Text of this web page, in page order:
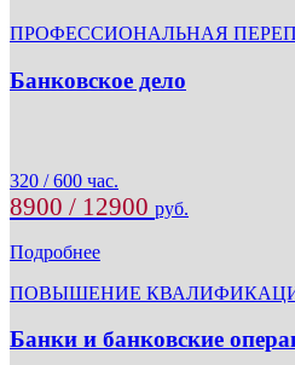
ПРОФЕССИОНАЛЬНАЯ
Банковское дело
320 / 600 час.
8900 / 12900 руб.
Подробнее
ПОВЫШЕНИЕ
Банки и банковские